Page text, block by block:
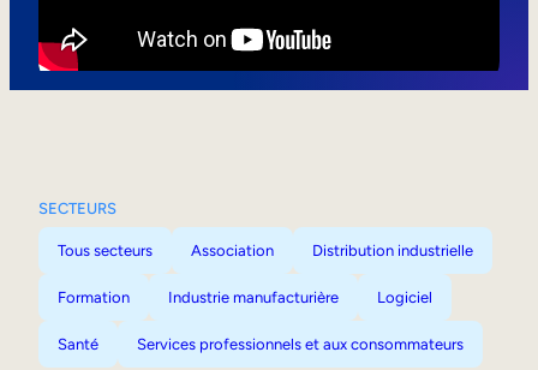
SECTEURS
Tous secteurs Association Distribution industrielle
Formation Industrie manufacturière Logiciel
Santé Services professionnels et aux consommateurs